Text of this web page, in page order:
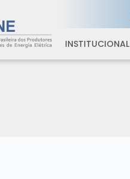
INSTITUCIONAL